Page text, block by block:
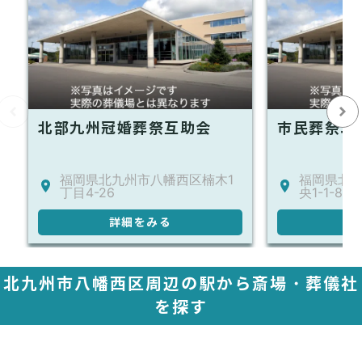
北部九州冠婚葬祭互助会
福岡県北九州市八幡西区楠木1
丁目4-26
詳細をみる
市民葬祭エ
福岡県北
央1-1-8
北九州市八幡西区周辺の駅から斎場・葬儀社
を探す